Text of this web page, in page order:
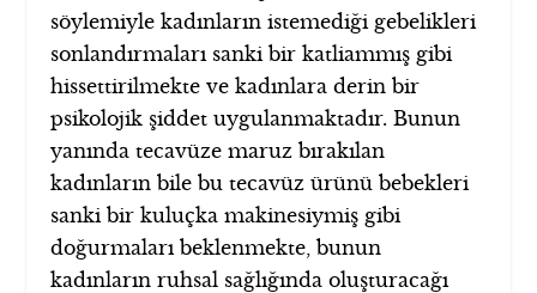
söylemiyle kadınların istemediği gebelikleri
sonlandırmaları sanki bir katliammış gibi
hissettirilmekte ve kadınlara derin bir
psikolojik şiddet uygulanmaktadır. Bunun
yanında tecavüze maruz bırakılan
kadınların bile bu tecavüz ürünü bebekleri
sanki bir kuluçka makinesiymiş gibi
doğurmaları beklenmekte, bunun
kadınların ruhsal sağlığında oluşturacağı